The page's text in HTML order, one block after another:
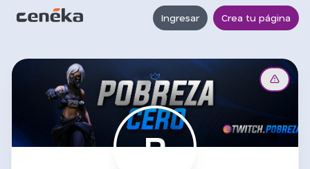
Ingresar Crea tu página
P